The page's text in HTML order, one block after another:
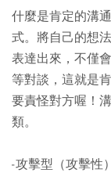
什麼是肯定的溝
式。將自己的想
表達出來，不僅
等對談，這就是
要責怪對方喔！
類。
-攻擊型（攻擊性）